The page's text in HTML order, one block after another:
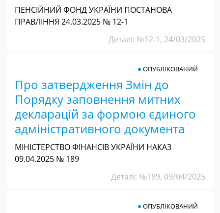
ПЕНСІЙНИЙ ФОНД УКРАЇНИ ПОСТАНОВА
ПРАВЛІННЯ 24.03.2025 № 12-1
Деталі: №12-1, 24/03/2025
Про затвердження Змін до
Порядку заповнення митних
декларацій за формою єдиного
адміністративного документа
ОПУБЛІКОВАНИЙ
МІНІСТЕРСТВО ФІНАНСІВ УКРАЇНИ НАКАЗ
09.04.2025 № 189
Деталі: №189, 09/04/2025
ОПУБЛІКОВАНИЙ